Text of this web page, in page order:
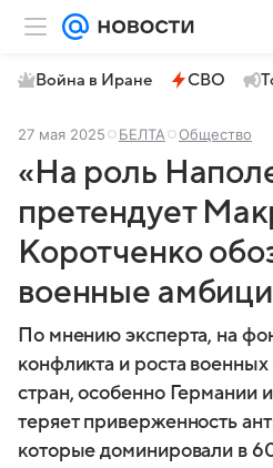
Война в Иране СВО
27 мая 2025 БЕЛТА Общество
«На роль
претендует
Коротченко
военные
По мнению эксперта, на
конфликта и роста
стран, особенно Германии
теряет приверженность
которые доминировали в